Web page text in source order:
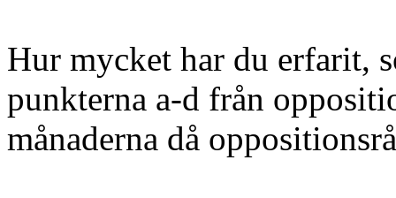
Hur mycket har du erfarit,
punkterna a-d från
månaderna då